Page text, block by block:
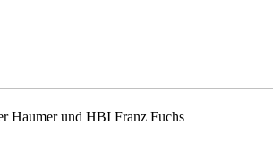
Haumer und HBI Franz Fuchs